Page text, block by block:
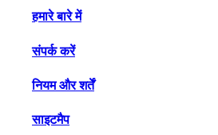
हमारे बारे में
संपर्क करें
नियम और शर्तें
साइटमैप